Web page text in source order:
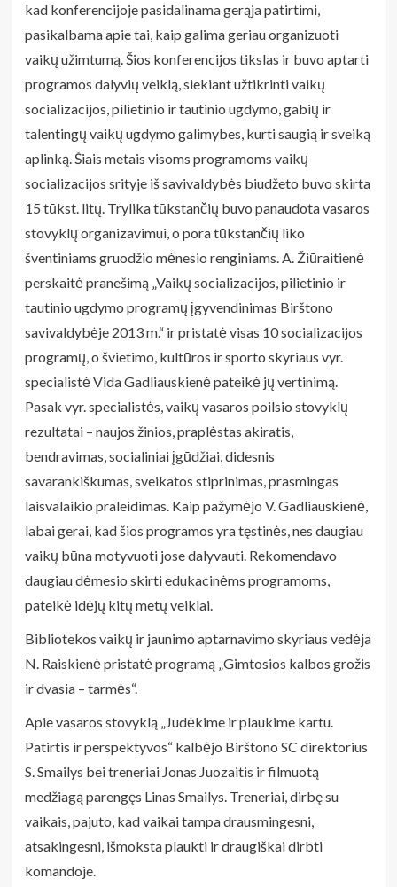
kad konferencijoje pasidalinama gerąja patirtimi,
pasikalbama apie tai, kaip galima geriau organizuoti
vaikų užimtumą. Šios konferencijos tikslas ir buvo aptarti
programos dalyvių veiklą, siekiant užtikrinti vaikų
socializacijos, pilietinio ir tautinio ugdymo, gabių ir
talentingų vaikų ugdymo galimybes, kurti saugią ir sveiką
aplinką. Šiais metais visoms programoms vaikų
socializacijos srityje iš savivaldybės biudžeto buvo skirta
15 tūkst. litų. Trylika tūkstančių buvo panaudota vasaros
stovyklų organizavimui, o pora tūkstančių liko
šventiniams gruodžio mėnesio renginiams. A. Žiūraitienė
perskaitė pranešimą „Vaikų socializacijos, pilietinio ir
tautinio ugdymo programų įgyvendinimas Birštono
savivaldybėje 2013 m.“ ir pristatė visas 10 socializacijos
programų, o švietimo, kultūros ir sporto skyriaus vyr.
specialistė Vida Gadliauskienė pateikė jų vertinimą.
Pasak vyr. specialistės, vaikų vasaros poilsio stovyklų
rezultatai – naujos žinios, praplėstas akiratis,
bendravimas, socialiniai įgūdžiai, didesnis
savarankiškumas, sveikatos stiprinimas, prasmingas
laisvalaikio praleidimas. Kaip pažymėjo V. Gadliauskienė,
labai gerai, kad šios programos yra tęstinės, nes daugiau
vaikų būna motyvuoti jose dalyvauti. Rekomendavo
daugiau dėmesio skirti edukacinėms programoms,
pateikė idėjų kitų metų veiklai.
Bibliotekos vaikų ir jaunimo aptarnavimo skyriaus vedėja
N. Raiskienė pristatė programą „Gimtosios kalbos grožis
ir dvasia – tarmės“.
Apie vasaros stovyklą „Judėkime ir plaukime kartu.
Patirtis ir perspektyvos“ kalbėjo Birštono SC direktorius
S. Smailys bei treneriai Jonas Juozaitis ir filmuotą
medžiagą parengęs Linas Smailys. Treneriai, dirbę su
vaikais, pajuto, kad vaikai tampa drausmingesni,
atsakingesni, išmoksta plaukti ir draugiškai dirbti
komandoje.